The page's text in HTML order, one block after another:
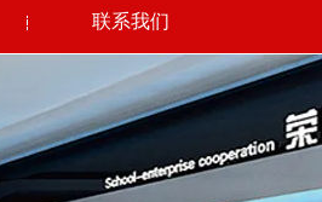
13838291297
联系我们